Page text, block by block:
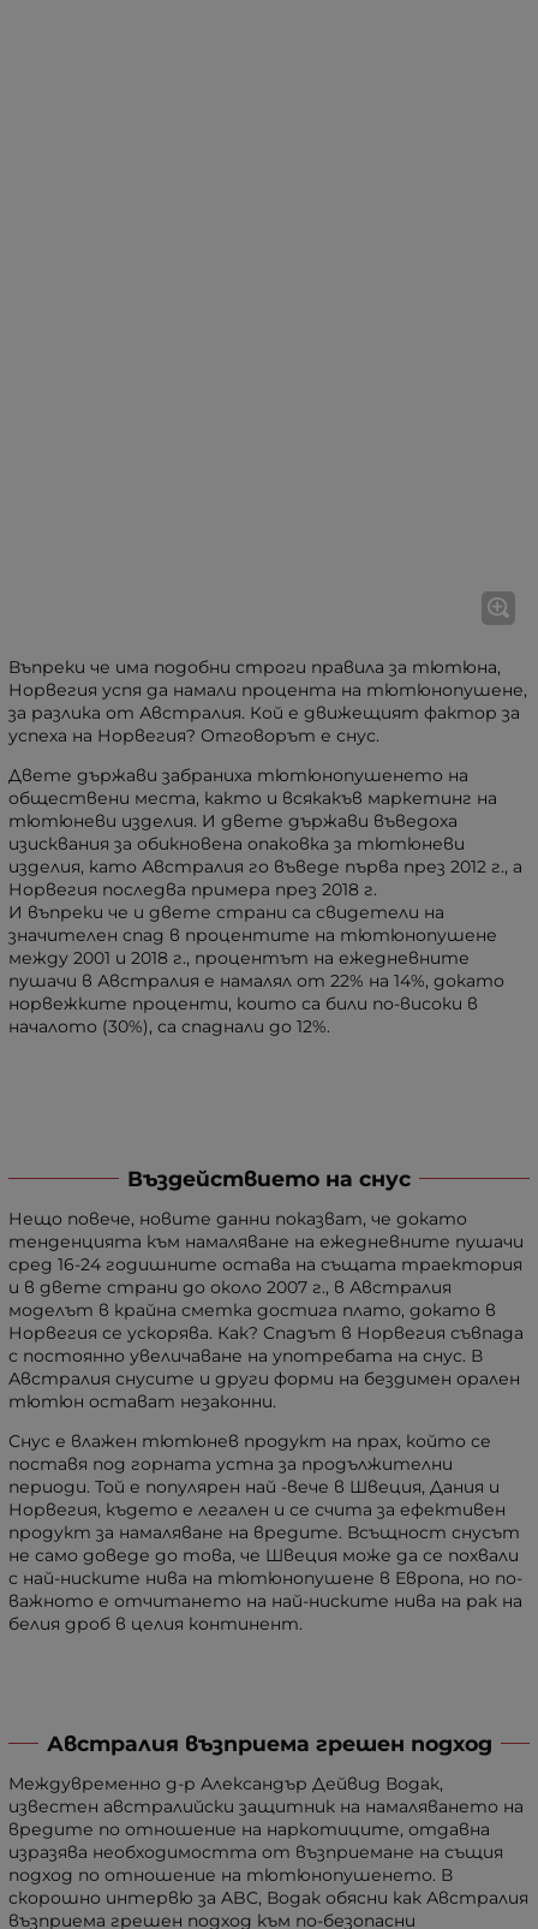
Въпреки че има подобни строги правила за тютюна,
Норвегия успя да намали процента на тютюнопушене,
за разлика от Австралия. Кой е движещият фактор за
успеха на Норвегия? Отговорът е снус.
Двете държави забраниха тютюнопушенето на
обществени места, както и всякакъв маркетинг на
тютюневи изделия. И двете държави въведоха
изисквания за обикновена опаковка за тютюневи
изделия, като Австралия го въведе първа през 2012 г., а
Норвегия последва примера през 2018 г.
И въпреки че и двете страни са свидетели на
значителен спад в процентите на тютюнопушене
между 2001 и 2018 г., процентът на ежедневните
пушачи в Австралия е намалял от 22% на 14%, докато
норвежките проценти, които са били по-високи в
началото (30%), са спаднали до 12%.
Въздействието на снус
Нещо повече, новите данни показват, че докато
тенденцията към намаляване на ежедневните пушачи
сред 16-24 годишните остава на същата траектория
и в двете страни до около 2007 г., в Австралия
моделът в крайна сметка достига плато, докато в
Норвегия се ускорява. Как? Спадът в Норвегия съвпада
с постоянно увеличаване на употребата на снус. В
Австралия снусите и други форми на бездимен орален
тютюн остават незаконни.
Снус е влажен тютюнев продукт на прах, който се
поставя под горната устна за продължителни
периоди. Той е популярен най -вече в Швеция, Дания и
Норвегия, където е легален и се счита за ефективен
продукт за намаляване на вредите. Всъщност снусът
не само доведе до това, че Швеция може да се похвали
с най-ниските нива на тютюнопушене в Европа, но по-
важното е отчитането на най-ниските нива на рак на
белия дроб в целия континент.
Австралия възприема грешен подход
Междувременно д-р Александър Дейвид Водак,
известен австралийски защитник на намаляването на
вредите по отношение на наркотиците, отдавна
изразява необходимостта от възприемане на същия
подход по отношение на тютюнопушенето. В
скорошно интервю за ABC, Водак обясни как Австралия
възприема грешен подход към по-безопасни